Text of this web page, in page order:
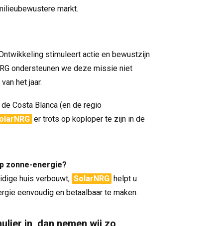
markt.
stimuleert actie en bewustzijn
ondersteunen we deze missie niet
het jaar.
Costa Blanca (en de regio
er trots op koploper te zijn in de
zonne-energie?
huis verbouwt, SolarNRG helpt u
eenvoudig en betaalbaar te maken.
in, dan nemen wij zo